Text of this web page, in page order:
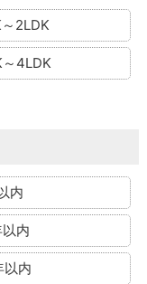
2LDK
4LDK
内
内
以内